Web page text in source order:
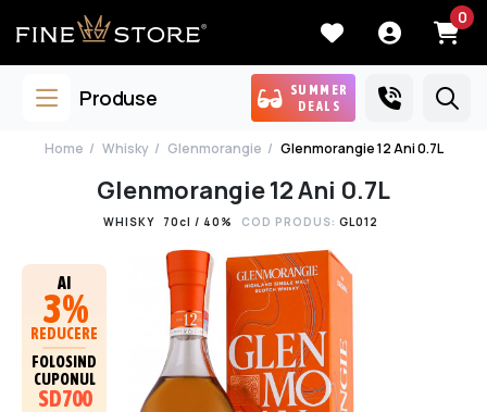
0
Produse
SUMMER
DEALS
Home Whisky Glenmorangie Glenmorangie 12 Ani 0.7L
Glenmorangie 12 Ani 0.7L
WHISKY 70cl / 40% COD PRODUS: GL012
AI
3%
REDUCERE
FOLOSIND
CUPONUL
SD700